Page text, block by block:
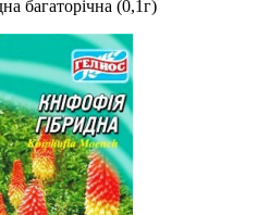
багаторічна (0,1г)